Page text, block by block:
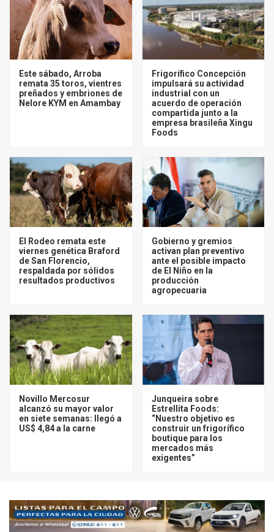
Este sábado, Arroba
remata 35 toros, vientres
preñados y embriones de
Nelore KYM en Amambay
Frigorífico Concepción
impulsará su actividad
industrial con un
acuerdo de operación
compartida junto a la
empresa brasileña Xingu
Foods
El Rodeo remata este
viernes genética Braford
de San Florencio,
respaldada por sólidos
resultados productivos
Gobierno y gremios
activan plan preventivo
ante el posible impacto
de El Niño en la
producción
agropecuaria
Novillo Mercosur
alcanzó su mayor valor
en siete semanas: llegó a
US$ 4,84 a la carne
Junqueira sobre
Estrellita Foods:
“Nuestro objetivo es
construir un frigorífico
boutique para los
mercados más
exigentes”